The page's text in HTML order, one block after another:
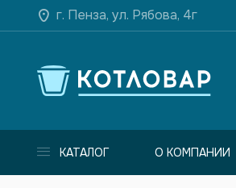
г. Пенза, ул. Рябова, 4г
КАТАЛОГ О КОМПАНИИ